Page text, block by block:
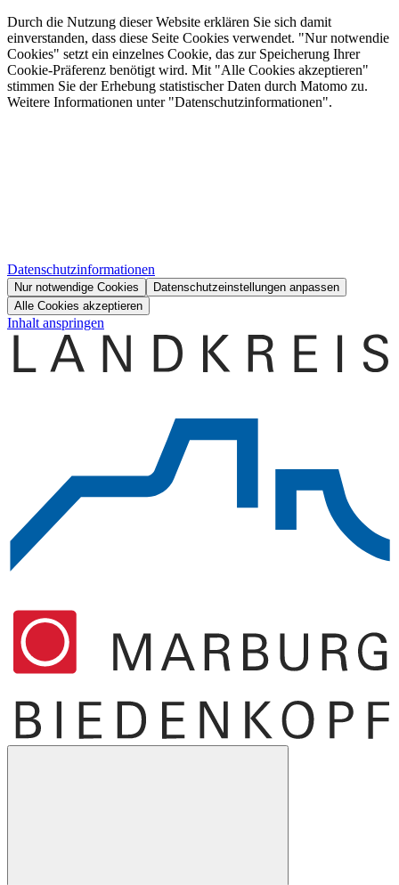
Durch die Nutzung dieser Website erklären Sie sich damit
einverstanden, dass diese Seite Cookies verwendet. "Nur notwendie
Cookies" setzt ein einzelnes Cookie, das zur Speicherung Ihrer
Cookie-Präferenz benötigt wird. Mit "Alle Cookies akzeptieren"
stimmen Sie der Erhebung statistischer Daten durch Matomo zu.
Weitere Informationen unter "Datenschutzinformationen".
Datenschutzinformationen
Nur notwendige Cookies
Datenschutzeinstellungen anpassen
Alle Cookies akzeptieren
Inhalt anspringen